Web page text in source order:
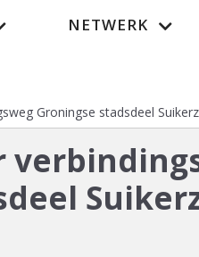
NETWERK
Groningse stadsdeel